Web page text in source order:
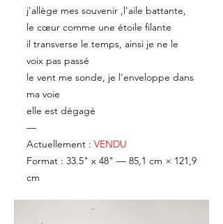
j'allège mes souvenir ,l'aile battante,
le cœur comme une étoile filante
il transverse le temps, ainsi je ne le
voix pas passé
le vent me sonde, je l'enveloppe dans
ma voie
elle est dégagé
—
Actuellement : VENDU
Format : 33.5" x 48" — 85,1 cm × 121,9
cm